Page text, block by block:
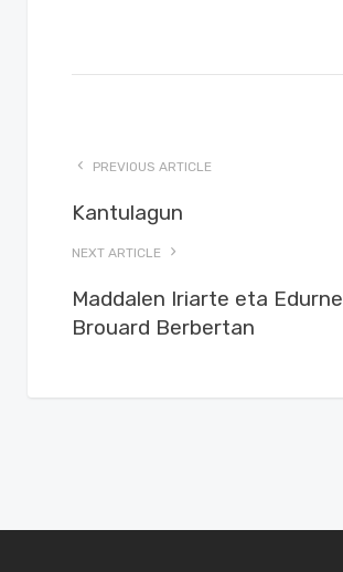
PREVIOUS ARTICLE
Kantulagun
NEXT ARTICLE
Maddalen Iriarte eta Edurne
Brouard Berbertan